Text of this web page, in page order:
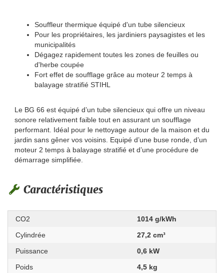
Souffleur thermique équipé d'un tube silencieux
Pour les propriétaires, les jardiniers paysagistes et les
municipalités
Dégagez rapidement toutes les zones de feuilles ou
d'herbe coupée
Fort effet de soufflage grâce au moteur 2 temps à
balayage stratifié STIHL
Le BG 66 est équipé d’un tube silencieux qui offre un niveau
sonore relativement faible tout en assurant un soufflage
performant. Idéal pour le nettoyage autour de la maison et du
jardin sans gêner vos voisins. Equipé d’une buse ronde, d’un
moteur 2 temps à balayage stratifié et d’une procédure de
démarrage simplifiée.
Caractéristiques
CO2
1014 g/kWh
Cylindrée
27,2 cm³
Puissance
0,6 kW
Poids
4,5 kg